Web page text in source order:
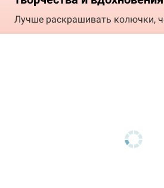
Лучше раскрашивать колючки,